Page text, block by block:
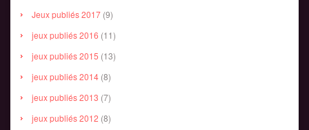
Jeux publiés 2017 (9)
jeux publiés 2016 (11)
jeux publiés 2015 (13)
jeux publiés 2014 (8)
jeux publiés 2013 (7)
jeux publiés 2012 (8)